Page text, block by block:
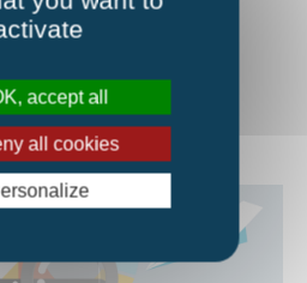
accept all
all cookies